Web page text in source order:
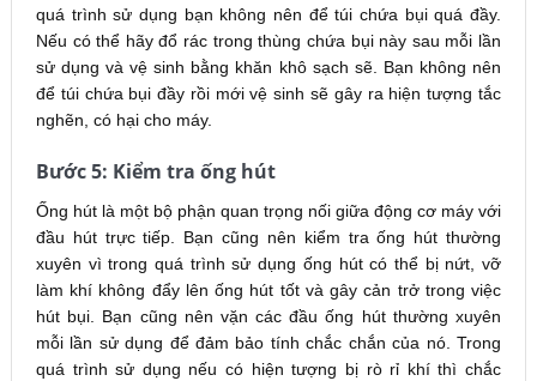
quá trình sử dụng bạn không nên để túi chứa bụi quá đầy.
Nếu có thể hãy đổ rác trong thùng chứa bụi này sau mỗi lần
sử dụng và vệ sinh bằng khăn khô sạch sẽ. Bạn không nên
để túi chứa bụi đầy rồi mới vệ sinh sẽ gây ra hiện tượng tắc
nghẽn, có hại cho máy.
Bước 5: Kiểm tra ống hút
Ống hút là một bộ phận quan trọng nối giữa động cơ máy với
đầu hút trực tiếp. Bạn cũng nên kiểm tra ống hút thường
xuyên vì trong quá trình sử dụng ống hút có thể bị nứt, vỡ
làm khí không đẩy lên ống hút tốt và gây cản trở trong việc
hút bụi. Bạn cũng nên vặn các đầu ống hút thường xuyên
mỗi lần sử dụng để đảm bảo tính chắc chắn của nó. Trong
quá trình sử dụng nếu có hiện tượng bị rò rỉ khí thì chắc